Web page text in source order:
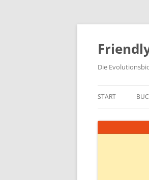
Zum
springen
Die
START